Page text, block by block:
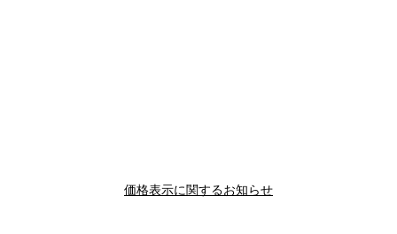
価格表示に関するお知らせ